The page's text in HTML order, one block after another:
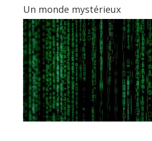
Un monde mystérieux